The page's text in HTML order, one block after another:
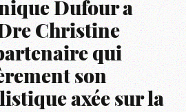
Dufour a
Christine
qui
son
axée sur la